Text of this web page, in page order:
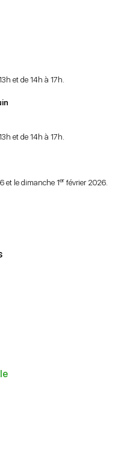
et de 14h à 17h.
et de 14h à 17h.
et le dimanche 1er février 2026.